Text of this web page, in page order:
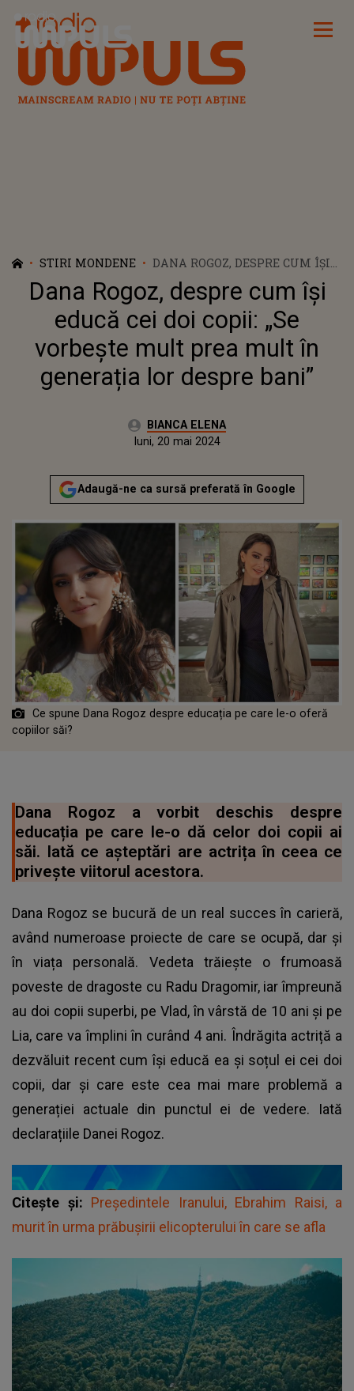
Radio Impuls
STIRI MONDENE
DANA ROGOZ, DESPRE CUM ÎȘI
EDUCĂ CEI DOI COPII: „SE
VORBEȘTE MULT PREA MULT ÎN
GENERAȚIA LOR DESPRE BANI”
Dana Rogoz, despre cum își
educă cei doi copii: „Se
vorbește mult prea mult în
generația lor despre bani”
Autor:BIANCA ELENA
Publicat:
luni, 20 mai 2024
Adaugă-ne ca sursă preferată în Google
Ce spune Dana Rogoz despre educația pe care le-o oferă
copiilor săi?
Dana Rogoz a vorbit deschis despre
educația pe care le-o dă celor doi copii ai
săi. Iată ce așteptări are actrița în ceea ce
privește viitorul acestora.
Dana Rogoz se bucură de un real succes în carieră,
având numeroase proiecte de care se ocupă, dar și
în viața personală. Vedeta trăiește o frumoasă
poveste de dragoste cu Radu Dragomir, iar împreună
au doi copii superbi, pe Vlad, în vârstă de 10 ani și pe
Lia, care va împlini în curând 4 ani. Îndrăgita actriță a
dezvăluit recent cum își educă ea și soțul ei cei doi
copii, dar și care este cea mai mare problemă a
generației actuale din punctul ei de vedere. Iată
declarațiile Danei Rogoz.
Citește și: Preşedintele Iranului, Ebrahim Raisi, a
murit în urma prăbuşirii elicopterului în care se afla